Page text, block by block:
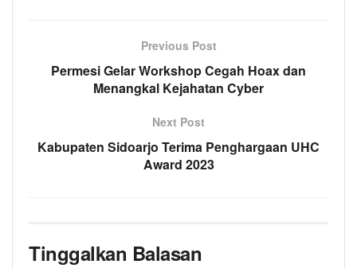
Previous Post
Permesi Gelar Workshop Cegah Hoax dan
Menangkal Kejahatan Cyber
Next Post
Kabupaten Sidoarjo Terima Penghargaan UHC
Award 2023
Tinggalkan Balasan